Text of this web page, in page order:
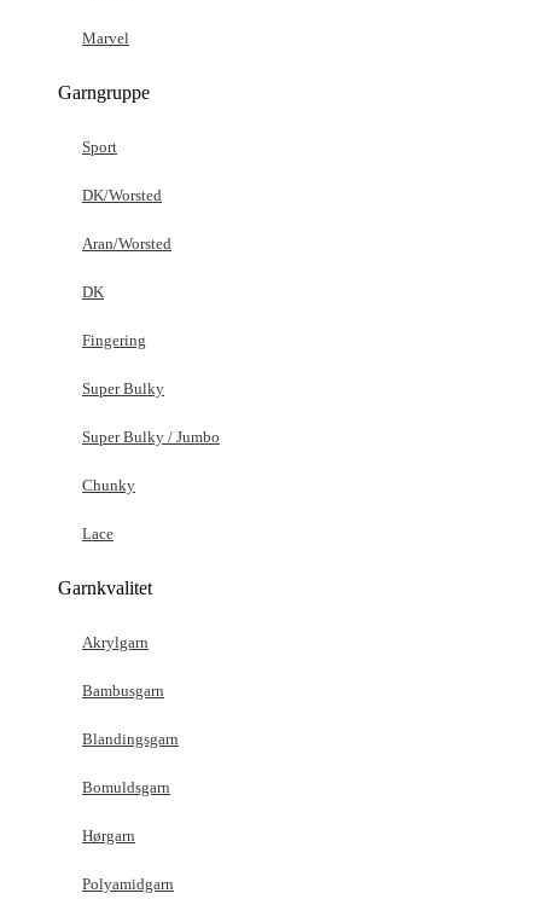
Marvel
Garngruppe
Sport
DK/Worsted
Aran/Worsted
DK
Fingering
Super Bulky
Super Bulky / Jumbo
Chunky
Lace
Garnkvalitet
Akrylgarn
Bambusgarn
Blandingsgarn
Bomuldsgarn
Hørgarn
Polyamidgarn